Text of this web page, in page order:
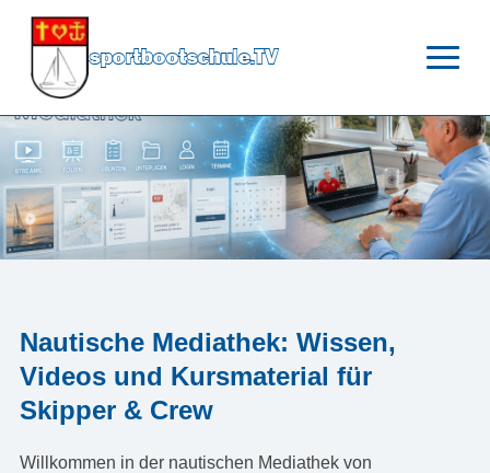
sportbootschule.TV
Nautische Mediathek: Wissen,
Videos und Kursmaterial für
Skipper & Crew
Willkommen in der nautischen Mediathek von